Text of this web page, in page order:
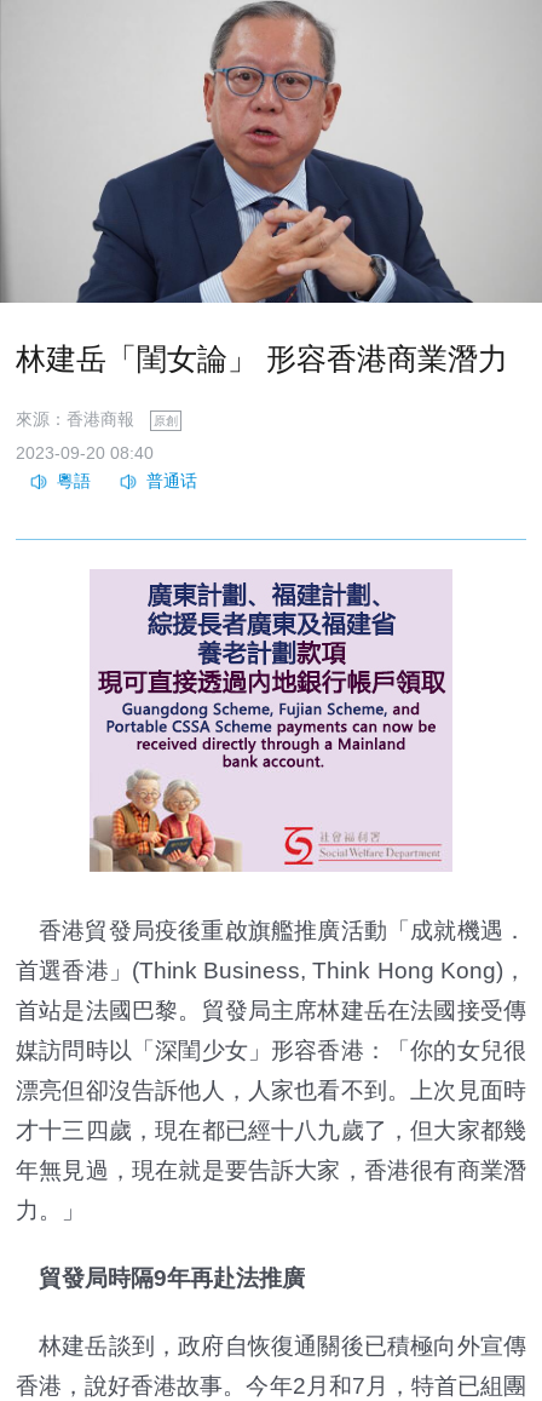
林建岳「閨女論」 形容香港商業潛力
來源：香港商報 原創
2023-09-20 08:40
香港貿發局疫後重啟旗艦推廣活動「成就機遇．
首選香港」(Think Business, Think Hong Kong)，
首站是法國巴黎。貿發局主席林建岳在法國接受傳
媒訪問時以「深閨少女」形容香港：「你的女兒很
漂亮但卻沒告訴他人，人家也看不到。上次見面時
才十三四歲，現在都已經十八九歲了，但大家都幾
年無見過，現在就是要告訴大家，香港很有商業潛
力。」
貿發局時隔9年再赴法推廣
林建岳談到，政府自恢復通關後已積極向外宣傳
香港，說好香港故事。今年2月和7月，特首已組團